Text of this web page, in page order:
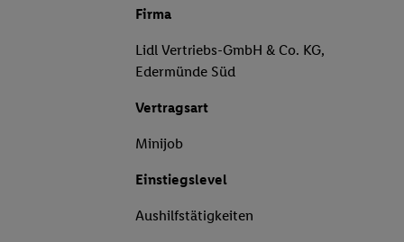
Firma
Lidl Vertriebs-GmbH & Co. KG,
Edermünde Süd
Vertragsart
Minijob
Einstiegslevel
Aushilfstätigkeiten